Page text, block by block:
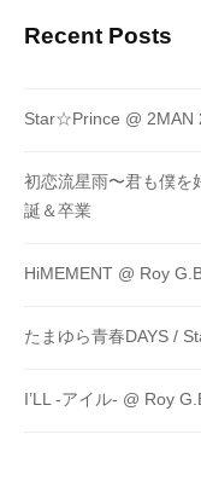
Recent Posts
Star☆Prince @ 2MAN
初恋流星雨〜君も僕を
誕＆卒業
HiMEMENT @ Roy
たまゆら青春DAYS /
I’LL -アイル- @ Roy